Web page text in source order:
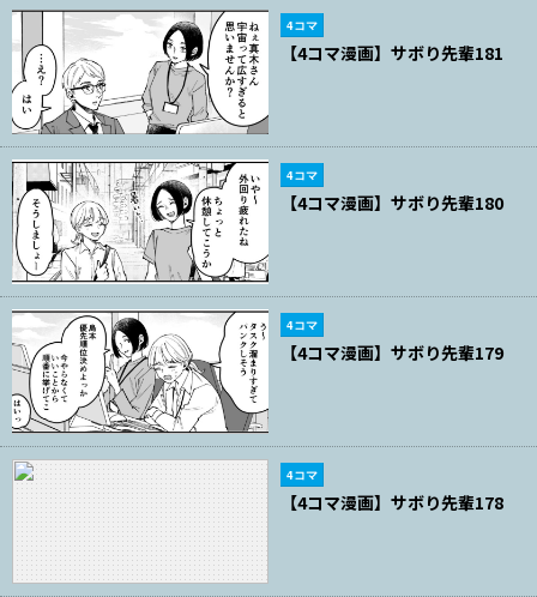
4コマ
【4コマ漫画】サボり先輩181
4コマ
【4コマ漫画】サボり先輩180
4コマ
【4コマ漫画】サボり先輩179
4コマ
【4コマ漫画】サボり先輩178